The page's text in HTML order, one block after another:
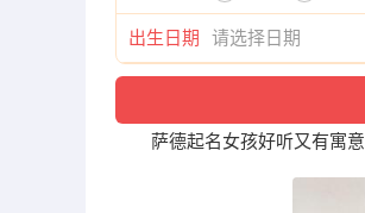
出生日期
萨德起名女孩好听又有寓意